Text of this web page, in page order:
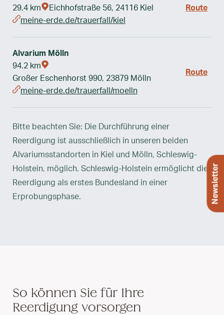
29.4 km
Eichhofstraße 56, 24116 Kiel
meine-erde.de/trauerfall/kiel
Route
Alvarium Mölln
94.2 km
Großer Eschenhorst 990, 23879 Mölln
meine-erde.de/trauerfall/moelln
Route
Bitte beachten Sie: Die Durchführung einer
Reerdigung ist ausschließlich in unseren beiden
Alvariumsstandorten in Kiel und Mölln, Schleswig-
Holstein, möglich. Schleswig-Holstein ermöglicht die
Reerdigung als erstes Bundesland in einer
Erprobungsphase.
So können Sie für Ihre
Reerdigung vorsorgen
Newsletter